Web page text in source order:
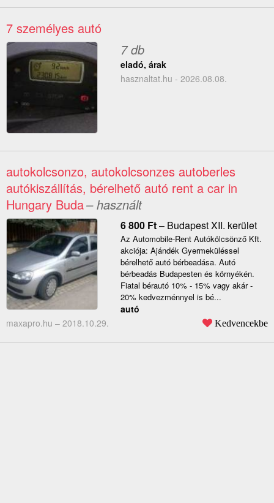
7 személyes autó
7 db
eladó, árak
hasznaltat.hu - 2026.08.08.
autokolcsonzo, autokolcsonzes autoberles
autókiszállítás, bérelhető autó rent a car in
Hungary Buda– használt
6 800 Ft– Budapest XII. kerület
Az Automobile-Rent Autókölcsönző Kft.
akciója: Ajándék Gyermeküléssel
bérelhető autó bérbeadása. Autó
bérbeadás Budapesten és környékén.
Fiatal bérautó 10% - 15% vagy akár -
20% kedvezménnyel is bé...
autó
maxapro.hu – 2018.10.29. Kedvencekbe